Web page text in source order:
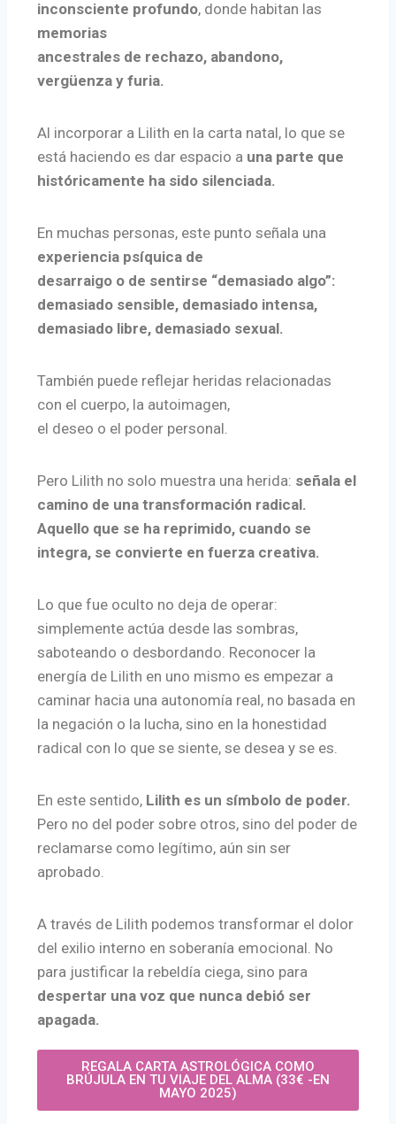
inconsciente profundo, donde habitan las
memorias
ancestrales de rechazo, abandono,
vergüenza y furia.
Al incorporar a Lilith en la carta natal, lo que se
está haciendo es dar espacio a una parte que
históricamente ha sido silenciada.
En muchas personas, este punto señala una
experiencia psíquica de
desarraigo o de sentirse “demasiado algo”:
demasiado sensible, demasiado intensa,
demasiado libre, demasiado sexual.
También puede reflejar heridas relacionadas
con el cuerpo, la autoimagen,
el deseo o el poder personal.
Pero Lilith no solo muestra una herida: señala el
camino de una transformación radical.
Aquello que se ha reprimido, cuando se
integra, se convierte en fuerza creativa.
Lo que fue oculto no deja de operar:
simplemente actúa desde las sombras,
saboteando o desbordando. Reconocer la
energía de Lilith en uno mismo es empezar a
caminar hacia una autonomía real, no basada en
la negación o la lucha, sino en la honestidad
radical con lo que se siente, se desea y se es.
En este sentido, Lilith es un símbolo de poder.
Pero no del poder sobre otros, sino del poder de
reclamarse como legítimo, aún sin ser
aprobado.
A través de Lilith podemos transformar el dolor
del exilio interno en soberanía emocional. No
para justificar la rebeldía ciega, sino para
despertar una voz que nunca debió ser
apagada.
REGALA CARTA ASTROLÓGICA COMO
BRÚJULA EN TU VIAJE DEL ALMA (33€ -EN
MAYO 2025)